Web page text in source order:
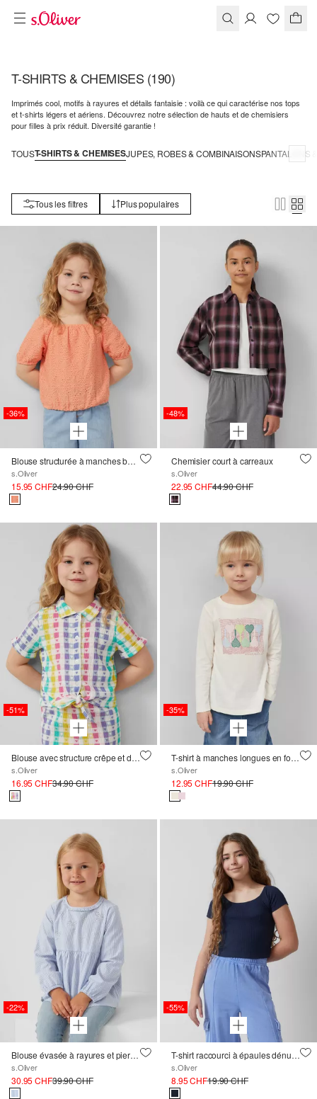
T-SHIRTS & CHEMISES (190)
Imprimés cool, motifs à rayures et détails fantaisie : voilà ce qui caractérise nos tops
et t-shirts légers et aériens. Découvrez notre sélection de hauts et de chemisiers
pour filles à prix réduit. Diversité garantie !
TOUST-SHIRTS & CHEMISESJUPES, ROBES & COMBINAISONSPANTALONS
Tous les filtres Plus populaires
-36%
Blouse structurée à manches bouffantes
s.Oliver
15.95 CHF24.90 CHF
-48%
Chemisier court à carreaux
s.Oliver
22.95 CHF44.90 CHF
-51%
Blouse avec structure crêpe et détail de nœuds
s.Oliver
16.95 CHF34.90 CHF
-35%
T-shirt à manches longues en forme de A avec imprimé
s.Oliver
12.95 CHF19.90 CHF
-22%
Blouse évasée à rayures et pierres précieuses
s.Oliver
30.95 CHF39.90 CHF
-55%
T-shirt raccourci à épaules dénudées, coupe slim
s.Oliver
8.95 CHF19.90 CHF